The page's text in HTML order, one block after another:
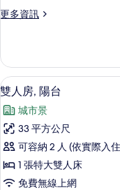
城
景
觀
的
所
有
相
片
更多資訊
更
雙
床
房,
市
景
觀
的
詳
情
顯
示
雙
人
房,
陽
9
雙人房, 陽台
城市景
33 平方公尺
可容納 2 人 (依實際入
1 張特大雙人床
免費無線上網